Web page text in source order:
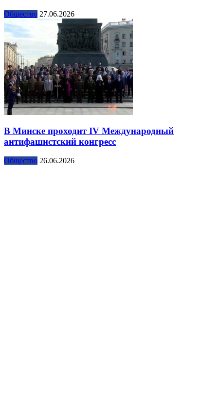
Общество 27.06.2026
В Минске проходит IV Международный
антифашистский конгресс
Общество 26.06.2026